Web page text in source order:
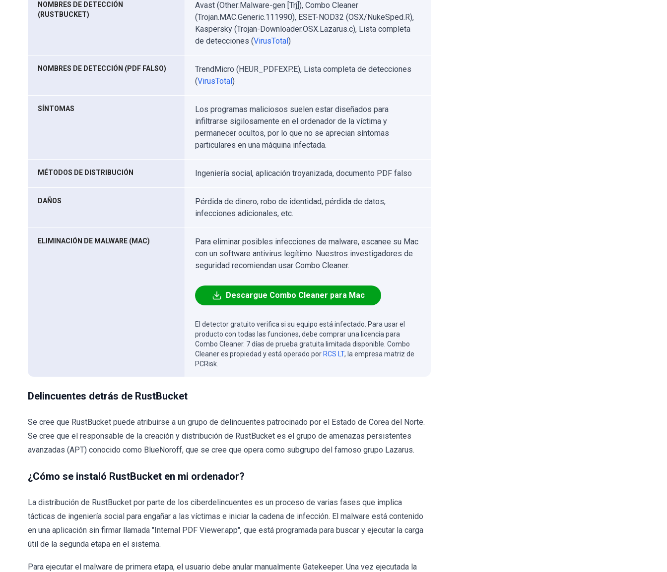
NOMBRES DE DETECCIÓN
(RUSTBUCKET)
Avast (Other:Malware-gen [Trj]), Combo Cleaner
(Trojan.MAC.Generic.111990), ESET-NOD32 (OSX/NukeSped.R),
Kaspersky (Trojan-Downloader.OSX.Lazarus.c), Lista completa
de detecciones (VirusTotal)
NOMBRES DE DETECCIÓN (PDF FALSO)
TrendMicro (HEUR_PDFEXP.E), Lista completa de detecciones
(VirusTotal)
SÍNTOMAS
Los programas maliciosos suelen estar diseñados para
infiltrarse sigilosamente en el ordenador de la víctima y
permanecer ocultos, por lo que no se aprecian síntomas
particulares en una máquina infectada.
MÉTODOS DE DISTRIBUCIÓN Ingeniería social, aplicación troyanizada, documento PDF falso
DAÑOS
Pérdida de dinero, robo de identidad, pérdida de datos,
infecciones adicionales, etc.
ELIMINACIÓN DE MALWARE (MAC)
Para eliminar posibles infecciones de malware, escanee su Mac
con un software antivirus legítimo. Nuestros investigadores de
seguridad recomiendan usar Combo Cleaner.
Descargue Combo Cleaner para Mac
El detector gratuito verifica si su equipo está infectado. Para usar el
producto con todas las funciones, debe comprar una licencia para
Combo Cleaner. 7 días de prueba gratuita limitada disponible. Combo
Cleaner es propiedad y está operado por RCS LT, la empresa matriz de
PCRisk.
Delincuentes detrás de RustBucket
Se cree que RustBucket puede atribuirse a un grupo de delincuentes patrocinado por el Estado de Corea del Norte.
Se cree que el responsable de la creación y distribución de RustBucket es el grupo de amenazas persistentes
avanzadas (APT) conocido como BlueNoroff, que se cree que opera como subgrupo del famoso grupo Lazarus.
¿Cómo se instaló RustBucket en mi ordenador?
La distribución de RustBucket por parte de los ciberdelincuentes es un proceso de varias fases que implica
tácticas de ingeniería social para engañar a las víctimas e iniciar la cadena de infección. El malware está contenido
en una aplicación sin firmar llamada "Internal PDF Viewer.app", que está programada para buscar y ejecutar la carga
útil de la segunda etapa en el sistema.
Para ejecutar el malware de primera etapa, el usuario debe anular manualmente Gatekeeper. Una vez ejecutada la